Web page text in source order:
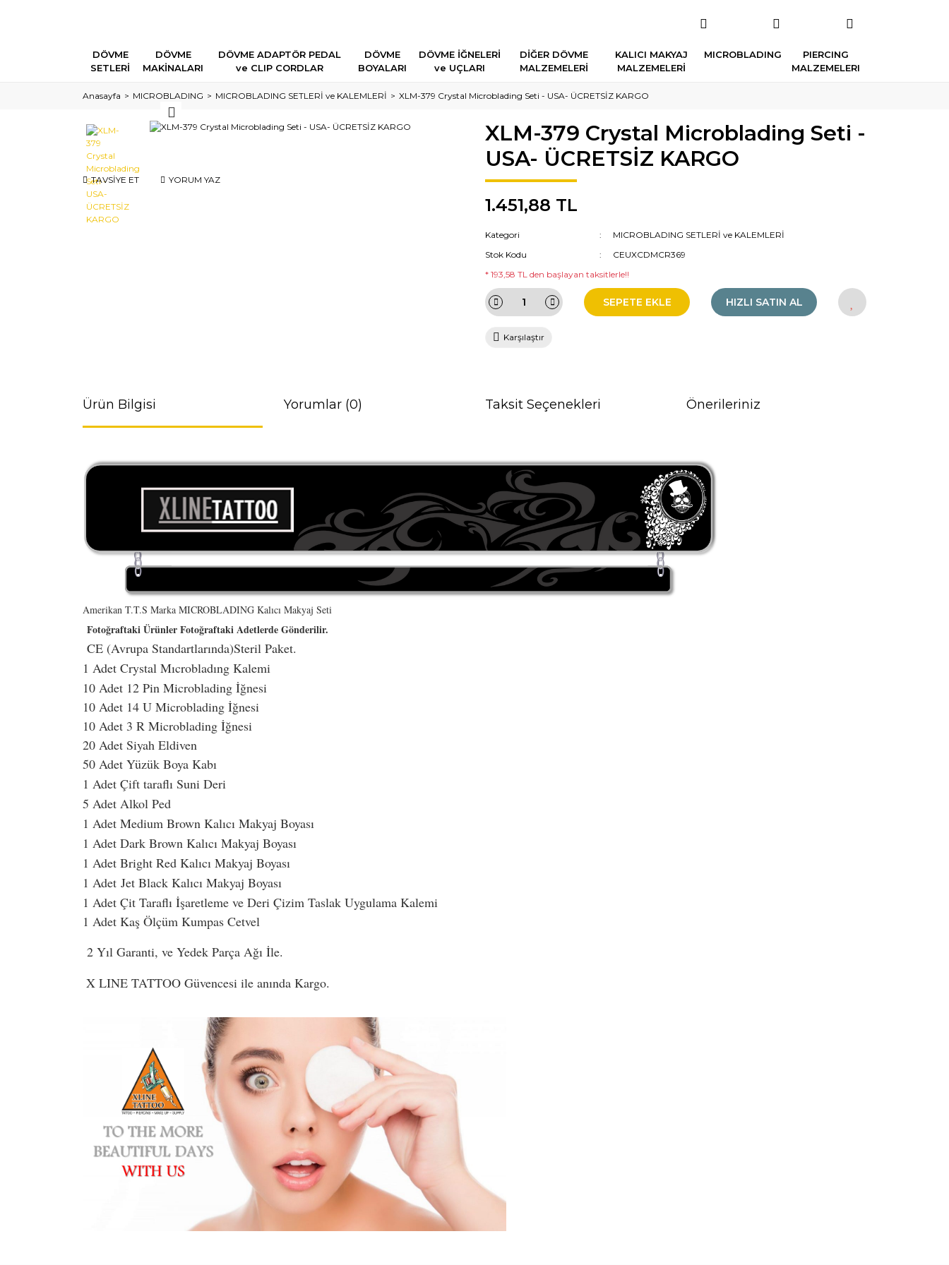
DÖVME
SETLERİ
DÖVME
MAKİNALARI
DÖVME ADAPTÖR PEDAL
ve CLIP CORDLAR
DÖVME
BOYALARI
DÖVME İĞNELERİ
ve UÇLARI
DİĞER DÖVME
MALZEMELERİ
KALICI MAKYAJ
MALZEMELERİ
MICROBLADING
PIERCING
MALZEMELERI
Anasayfa MICROBLADING MICROBLADING SETLERİ ve KALEMLERİ XLM-379 Crystal Microblading Seti - USA- ÜCRETSİZ KARGO
TAVSİYE ET YORUM YAZ
XLM-379 Crystal Microblading Seti -
USA- ÜCRETSİZ KARGO
1.451,88 TL
Kategori
MICROBLADING SETLERİ ve KALEMLERİ
Stok Kodu
CEUXCDMCR369
* 193,58 TL den başlayan taksitlerle!!
SEPETE EKLE HIZLI SATIN AL
Karşılaştır
Ürün Bilgisi Yorumlar (0) Taksit Seçenekleri Önerileriniz
Amerikan T.T.S Marka MICROBLADING Kalıcı Makyaj Seti
Fotoğraftaki Ürünler Fotoğraftaki Adetlerde Gönderilir.
CE (Avrupa Standartlarında)Steril Paket.
1 Adet Crystal Mıcrobladıng Kalemi
10 Adet 12 Pin Microblading İğnesi
10 Adet 14 U Microblading İğnesi
10 Adet 3 R Microblading İğnesi
20 Adet Siyah Eldiven
50 Adet Yüzük Boya Kabı
1 Adet Çift taraflı Suni Deri
5 Adet Alkol Ped
1 Adet Medium Brown Kalıcı Makyaj Boyası
1 Adet Dark Brown Kalıcı Makyaj Boyası
1 Adet Bright Red Kalıcı Makyaj Boyası
1 Adet Jet Black Kalıcı Makyaj Boyası
1 Adet Çit Taraflı İşaretleme ve Deri Çizim Taslak Uygulama Kalemi
1 Adet Kaş Ölçüm Kumpas Cetvel
2 Yıl Garanti, ve Yedek Parça Ağı İle.
X LINE TATTOO Güvencesi ile anında Kargo.